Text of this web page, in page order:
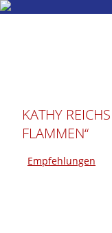
KATHY
FLAMMEN“
Empfehlungen